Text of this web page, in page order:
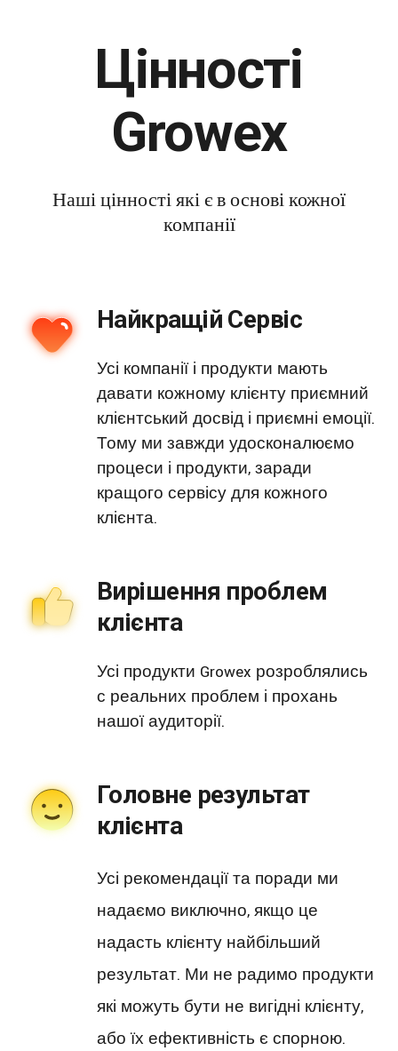
Цінності
Growex
Наші цінності які є в основі кожної
компанії
Найкращій Сервіс
Усі компанії і продукти мають
давати кожному клієнту приємний
клієнтський досвід і приємні емоції.
Тому ми завжди удосконалюємо
процеси і продукти, заради
кращого сервісу для кожного
клієнта.
Вирішення проблем
клієнта
Усі продукти Growex розроблялись
с реальних проблем і прохань
нашої аудиторії.
Головне результат
клієнта
Усі рекомендації та поради ми
надаємо виключно, якщо це
надасть клієнту найбільший
результат. Ми не радимо продукти
які можуть бути не вигідні клієнту,
або їх ефективність є спорною.